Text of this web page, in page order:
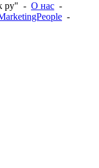
ру" - О нас -
-